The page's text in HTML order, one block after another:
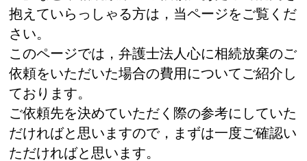
抱えていらっしゃる方は，当ページをご覧くだ
さい。
このページでは，弁護士法人心に相続放棄のご
依頼をいただいた場合の費用についてご紹介し
ております。
ご依頼先を決めていただく際の参考にしていた
だければと思いますので，まずは一度ご確認い
ただければと思います。